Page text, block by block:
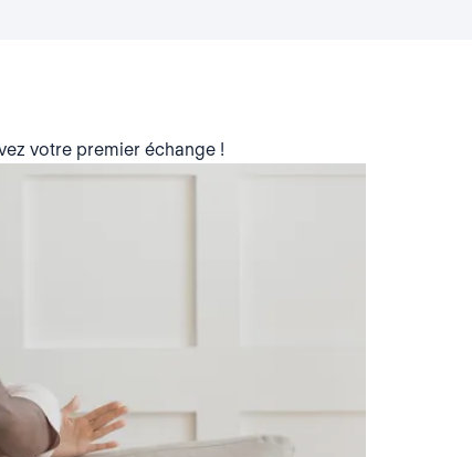
votre premier échange !